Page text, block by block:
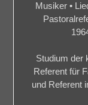
Musiker •
Studium der
Referent für
und Referent